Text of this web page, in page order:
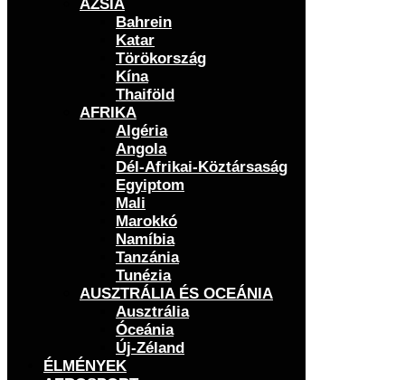
ÁZSIA
Bahrein
Katar
Törökország
Kína
Thaiföld
AFRIKA
Algéria
Angola
Dél-Afrikai-Köztársaság
Egyiptom
Mali
Marokkó
Namíbia
Tanzánia
Tunézia
AUSZTRÁLIA ÉS OCEÁNIA
Ausztrália
Óceánia
Új-Zéland
ÉLMÉNYEK